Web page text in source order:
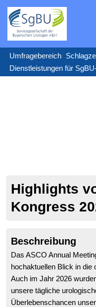
Zum
Inhalt
springen
Umfragebereich
Dienstleistungen für
Highlights
Kongress
Beschreibung
Das ASCO Annual
hochaktuellen Blick in die
Auch im Jahr 2026
unsere tägliche
Überlebenschancen